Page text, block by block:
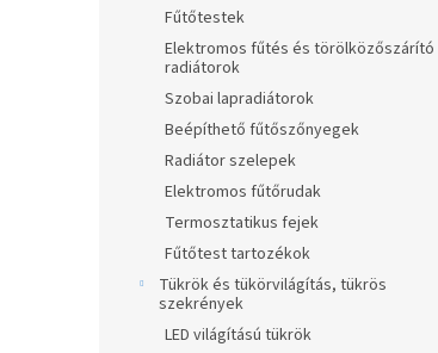
Fűtőtestek
Elektromos fűtés és törölközőszárító
radiátorok
Szobai lapradiátorok
Beépíthető fűtőszőnyegek
Radiátor szelepek
Elektromos fűtőrudak
Termosztatikus fejek
Fűtőtest tartozékok
Tükrök és tükörvilágítás, tükrös
szekrények
LED világítású tükrök